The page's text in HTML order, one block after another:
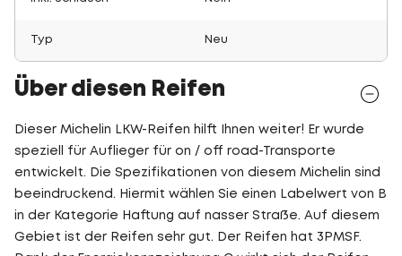
Typ Neu
Über diesen Reifen
Dieser Michelin LKW-Reifen hilft Ihnen weiter! Er wurde
speziell für Auflieger für on / off road-Transporte
entwickelt. Die Spezifikationen von diesem Michelin sind
beeindruckend. Hiermit wählen Sie einen Labelwert von B
in der Kategorie Haftung auf nasser Straße. Auf diesem
Gebiet ist der Reifen sehr gut. Der Reifen hat 3PMSF.